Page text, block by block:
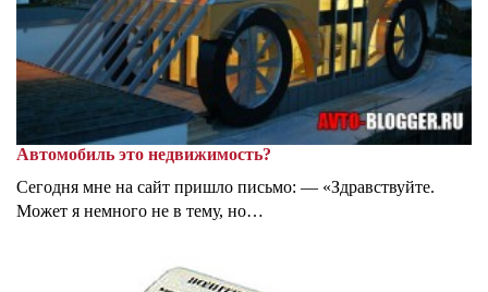
Автомобиль это недвижимость?
Сегодня мне на сайт пришло письмо: — «Здравствуйте.
Может я немного не в тему, но…